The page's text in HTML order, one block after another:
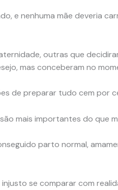
e nenhuma mãe deveria
outras que
mas conceberam no
de preparar tudo cem por
mais importantes do que
parto normal,
se comparar com